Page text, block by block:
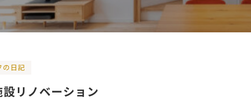
の日記
設リノベーション